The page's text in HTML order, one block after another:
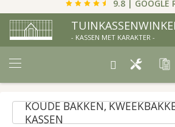
9.8 | GOOGLE
- KASSEN MET KARAKTER -
KOUDE BAKKEN,
KASSEN